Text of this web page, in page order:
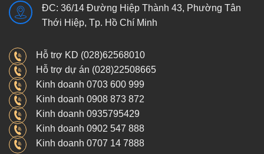
ĐC: 36/14 Đường Hiệp Thành 43, Phường Tân
Thới Hiệp, Tp. Hồ Chí Minh
Hỗ trợ KD (028)62568010
Hỗ trợ dự án (028)22508665
Kinh doanh 0703 600 999
Kinh doanh 0908 873 872
Kinh doanh 0935795429
Kinh doanh 0902 547 888
Kinh doanh 0707 14 7888